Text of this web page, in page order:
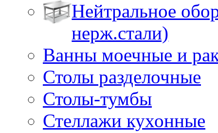
Нейтральное
нерж.стали)
Ванны моечные и
Столы разделочные
Столы-тумбы
Стеллажи кухонные